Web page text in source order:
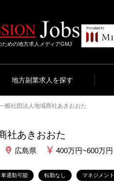
めの地方求人メディアGMJ
地方副業求人を探す
般社団法人地域商社あきおおた
社あきおおた
広島県 400万円~600万円
通勤可能 転勤なし マネジメン